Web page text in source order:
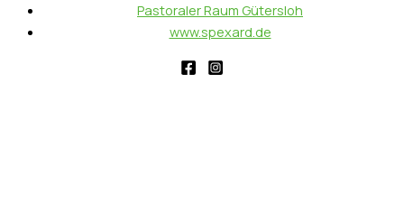
Pastoraler Raum Gütersloh
www.spexard.de